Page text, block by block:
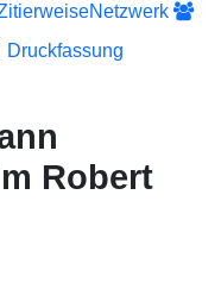
Netzwerk
Druckfassung
Robert